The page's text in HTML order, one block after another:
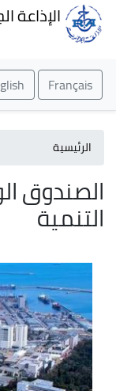
الإذاعة
Français
الرئيسية
الصندوق
التنمية